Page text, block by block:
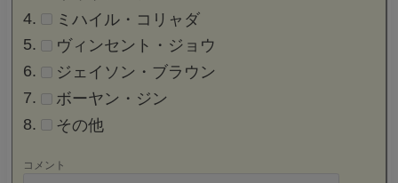
ミハイル・コリャダ
ヴィンセント・ジョウ
ジェイソン・ブラウン
ボーヤン・ジン
その他
コメント